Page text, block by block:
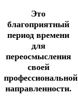
Это
благоприятный
период времени
для
переосмысления
своей
профессиональной
направленности.